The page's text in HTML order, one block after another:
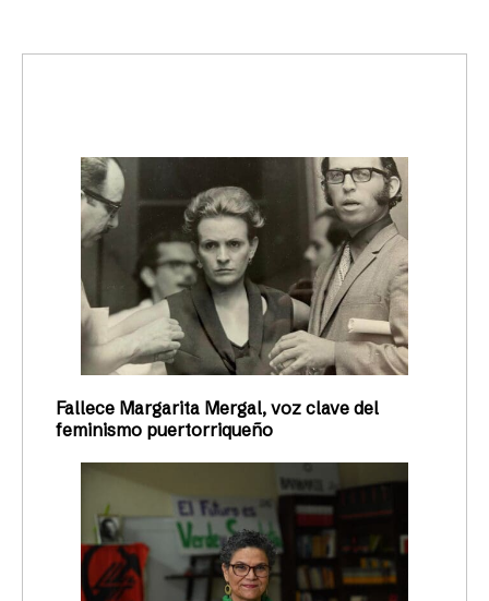
Fallece Margarita Mergal, voz clave del
feminismo puertorriqueño